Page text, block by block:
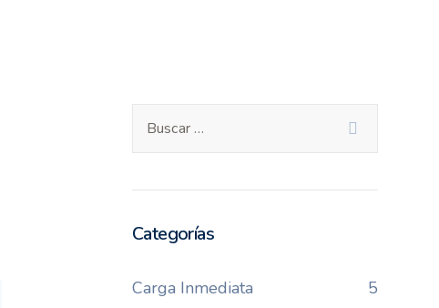
Categorías
Carga Inmediata
5